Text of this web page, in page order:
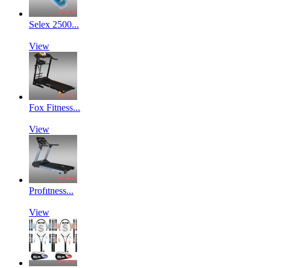
Selex 2500...
View
Fox Fitness...
View
Profıtness...
View